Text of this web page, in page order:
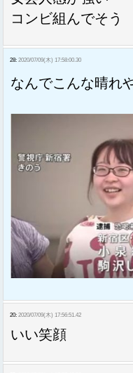
コンビ組んでそう
28: 2020/07/09(木) 17:58:00.30
なんでこんな晴れ
20: 2020/07/09(木) 17:56:51.42
いい笑顔